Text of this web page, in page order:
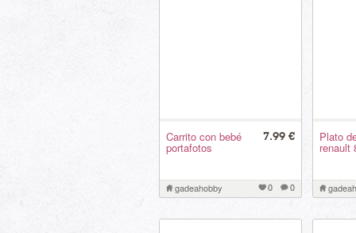
Carrito con bebé
portafotos
7.99 €
gadeahobby 0 0
Plato
renault